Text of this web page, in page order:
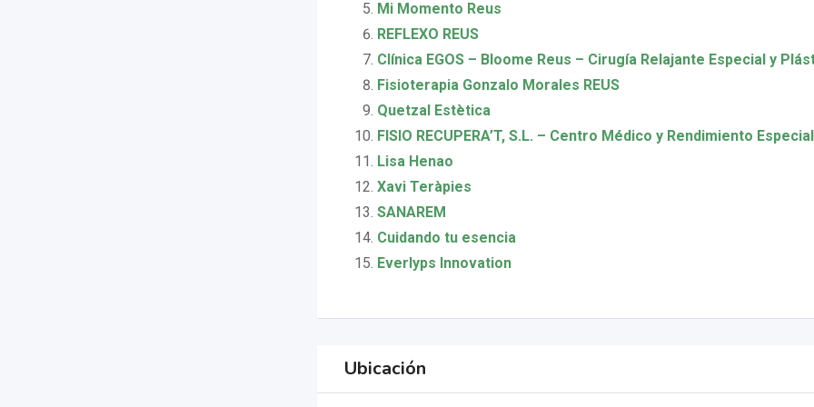
Mi Momento Reus
REFLEXO REUS
Clínica EGOS – Bloome Reus – Cirugía Relajante Especial y
Fisioterapia Gonzalo Morales REUS
Quetzal Estètica
FISIO RECUPERA’T, S.L. – Centro Médico y Rendimiento Especial
Lisa Henao
Xavi Teràpies
SANAREM
Cuidando tu esencia
Everlyps Innovation
Ubicación